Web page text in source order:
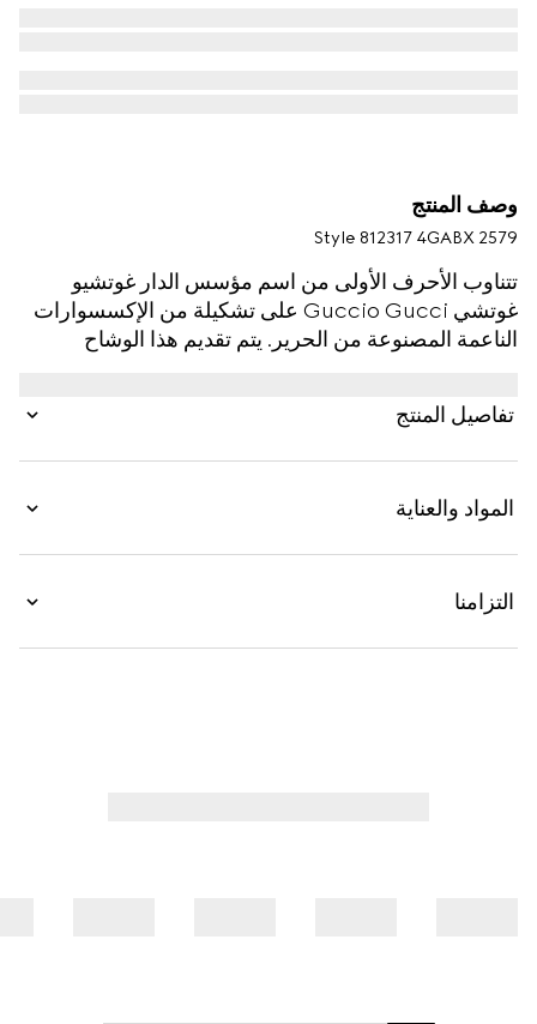
وصف المنتج
Style ‎812317 4GABX 2579
تتناوب الأحرف الأولى من اسم مؤسس الدار غوتشيو
غوتشي Guccio Gucci على تشكيلة من الإكسسوارات
الناعمة المصنوعة من الحرير. يتم تقديم هذا الوشاح
تفاصيل المنتج
المواد والعناية
التزامنا